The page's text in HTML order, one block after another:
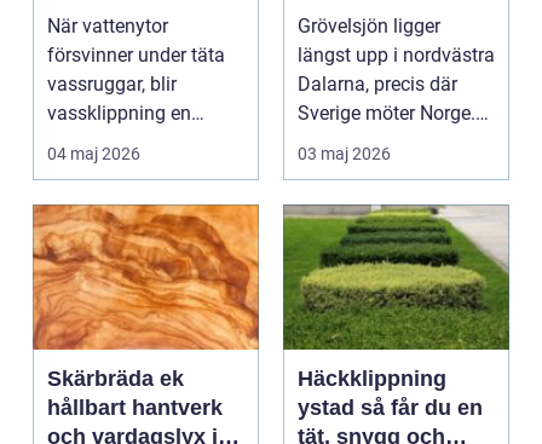
När vattenytor
försvinner under täta
vassruggar, blir
vassklippning en
kritisk å...
04 maj 2026
med frihetskänsla
året runt
Grövelsjön ligger
längst upp i nordvästra
Dalarna, precis där
Sverige möter Norge.
Området är känt f...
03 maj 2026
Skärbräda ek
hållbart hantverk
och vardagslyx i
Häckklippning
ystad så får du en
tät, snygg och